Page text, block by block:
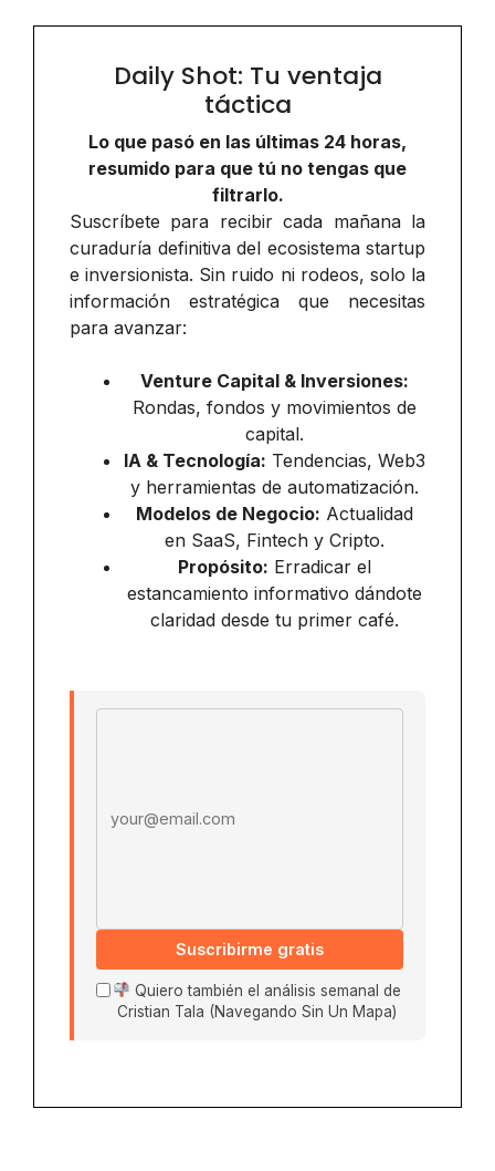
Daily Shot: Tu ventaja
táctica
Lo que pasó en las últimas 24 horas,
resumido para que tú no tengas que
filtrarlo.
Suscríbete para recibir cada mañana la
curaduría definitiva del ecosistema startup
e inversionista. Sin ruido ni rodeos, solo la
información estratégica que necesitas
para avanzar:
Venture Capital & Inversiones:
Rondas, fondos y movimientos de
capital.
IA & Tecnología: Tendencias, Web3
y herramientas de automatización.
Modelos de Negocio: Actualidad
en SaaS, Fintech y Cripto.
Propósito: Erradicar el
estancamiento informativo dándote
claridad desde tu primer café.
Suscribirme gratis
Quiero también el análisis semanal de
Cristian Tala (Navegando Sin Un Mapa)